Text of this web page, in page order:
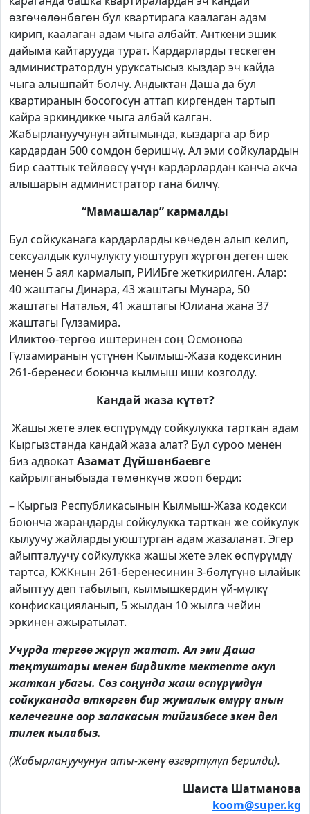
өзгөчөлөнбөгөн бул квартирага каалаган адам
кирип, каалаган адам чыга албайт. Анткени эшик
дайыма кайтарууда турат. Кардарларды тескеген
администратордун уруксатысыз кыздар эч кайда
чыга алышпайт болчу. Андыктан Даша да бул
квартиранын босогосун аттап киргенден тартып
кайра эркиндикке чыга албай калган.
Жабырлануучунун айтымында, кыздарга ар бир
кардардан 500 сомдон беришчү. Ал эми сойкулардын
бир сааттык тейлөөсү үчүн кардарлардан канча акча
алышарын администратор гана билчү.
“Мамашалар” кармалды
Бул сойкуканага кардарларды көчөдөн алып келип,
сексуалдык кулчулукту уюштуруп жүргөн деген шек
менен 5 аял кармалып, РИИБге жеткирилген. Алар:
40 жаштагы Динара, 43 жаштагы Мунара, 50
жаштагы Наталья, 41 жаштагы Юлиана жана 37
жаштагы Гүлзамира.
Иликтөө-тергөө иштеринен соң Осмонова
Гүлзамиранын үстүнөн Кылмыш-Жаза кодексинин
261-беренеси боюнча кылмыш иши козголду.
Кандай жаза күтөт?
Жашы жете элек өспүрүмдү сойкулукка тарткан адам
Кыргызстанда кандай жаза алат? Бул суроо менен
биз адвокатАзамат Дүйшөнбаевге
кайрылганыбызда төмөнкүчө жооп берди:
– Кыргыз Республикасынын Кылмыш-Жаза кодекси
боюнча жарандарды сойкулукка тарткан же сойкулук
кылуучу жайларды уюштурган адам жазаланат. Эгер
айыпталуучу сойкулукка жашы жете элек өспүрүмдү
тартса, КЖКнын 261-беренесинин 3-бөлүгүнө ылайык
айыптуу деп табылып, кылмышкердин үй-мүлкү
конфискацияланып, 5 жылдан 10 жылга чейин
эркинен ажыратылат.
Учурда тергөө жүрүп жатат. Ал эми Даша
теңтуштары менен бирдикте мектепте окуп
жаткан убагы. Сөз соңунда жаш өспүрүмдүн
сойкуканада өткөргөн бир жумалык өмүрү анын
келечегине оор залакасын тийгизбесе экен деп
тилек кылабыз.
(Жабырлануучунун аты-жөнү өзгөртү­лүп берилди).
Шаиста Шатманова
koom@super.kg